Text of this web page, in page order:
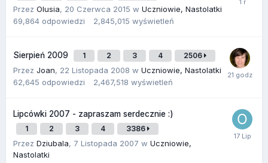
Przez Olusia, 20 Czerwca 2015 w Uczniowie, Nastolatki
69,864 odpowiedzi 2,845,015 wyświetleń
Sierpień 2009 1 2 3 4 2506
Przez Joan, 22 Listopada 2008 w Uczniowie, Nastolatki
62,645 odpowiedzi 2,467,518 wyświetleń
Lipcówki 2007 - zapraszam serdecznie :)
1 2 3 4 3386
Przez Dziubala, 7 Listopada 2007 w Uczniowie,
Nastolatki